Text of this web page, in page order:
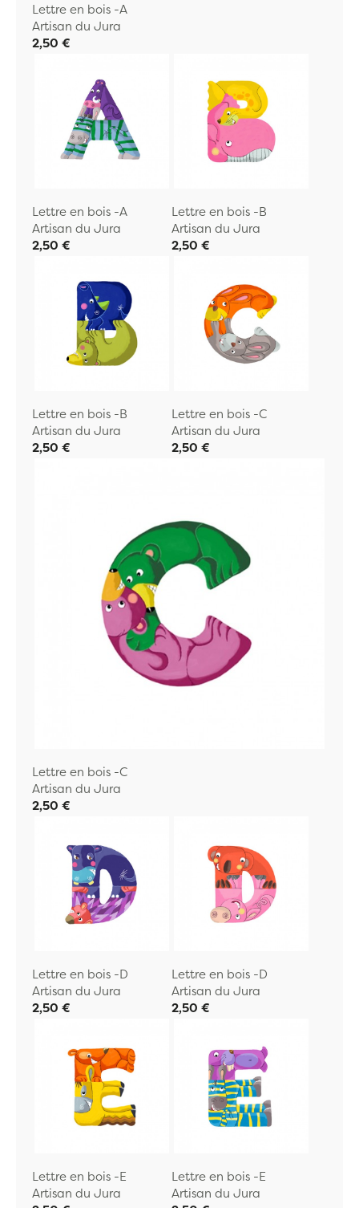
Lettre en bois -A
Artisan du Jura
2,50 €
Lettre en bois -A
Artisan du Jura
2,50 €
Lettre en bois -B
Artisan du Jura
2,50 €
Lettre en bois -B
Artisan du Jura
2,50 €
Lettre en bois -C
Artisan du Jura
2,50 €
Lettre en bois -C
Artisan du Jura
2,50 €
Lettre en bois -D
Artisan du Jura
2,50 €
Lettre en bois -D
Artisan du Jura
2,50 €
Lettre en bois -E
Artisan du Jura
Lettre en bois -E
Artisan du Jura